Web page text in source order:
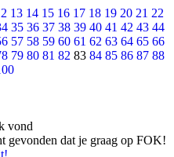
13 14 15 16 17 18 19 20 21 22
35 36 37 38 39 40 41 42 43 44
57 58 59 60 61 62 63 64 65 66
79 80 81 82 83 84 85 86 87 88
vond
gevonden dat je graag op FOK!